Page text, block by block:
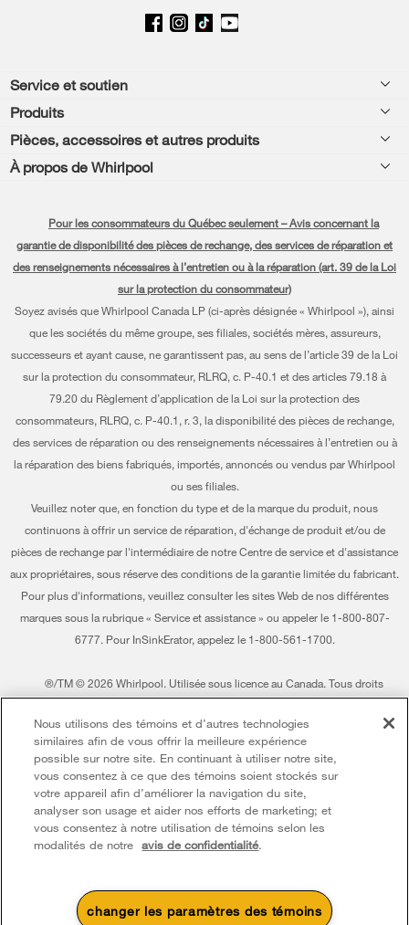
Footer
Service et soutien
Aide relative aux produits
Planifier une installation
Planifier une réparation
Renseignements relatifs à la garantie
Programmes de service prolongé
Mes électroménagers
Suivre ma commande
Services de livraison et d'installation
Services d'abonnement
Résidents du Québec
Produits
Laveuses et sécheuses
Appareils de cuisson
Lave-vaisselle et nettoyage
Filtres à eau
Trouver un marchand
Pièces, accessoires et autres produits
Accessoires
Programme d’abonnement aux filtres à eau
À propos de Whirlpool
Communiquez avec nous
À propos de nous
Carrières
Certification Éco et homologation ENERGY STAR® Whirlpool
Informations relatives aux rappels
Entreprise Whirlpool
Whirlpool au Canada
Pour les consommateurs du Québec seulement – Avis concernant la
garantie de disponibilité des pièces de rechange, des services de réparation et
des renseignements nécessaires à l’entretien ou à la réparation (art. 39 de la Loi
sur la protection du consommateur)
Soyez avisés que Whirlpool Canada LP (ci-après désignée « Whirlpool »), ainsi
que les sociétés du même groupe, ses filiales, sociétés mères, assureurs,
successeurs et ayant cause, ne garantissent pas, au sens de l’article 39 de la Loi
sur la protection du consommateur, RLRQ, c. P-40.1 et des articles 79.18 à
79.20 du Règlement d’application de la Loi sur la protection des
consommateurs, RLRQ, c. P-40.1, r. 3, la disponibilité des pièces de rechange,
des services de réparation ou des renseignements nécessaires à l’entretien ou à
la réparation des biens fabriqués, importés, annoncés ou vendus par Whirlpool
ou ses filiales.
Veuillez noter que, en fonction du type et de la marque du produit, nous
continuons à offrir un service de réparation, d'échange de produit et/ou de
pièces de rechange par l'intermédiaire de notre Centre de service et d'assistance
aux propriétaires, sous réserve des conditions de la garantie limitée du fabricant.
Pour plus d'informations, veuillez consulter les sites Web de nos différentes
marques sous la rubrique « Service et assistance » ou appeler le 1-800-807-
6777. Pour InSinkErator, appelez le 1-800-561-1700.
®/TM © 2026 Whirlpool. Utilisée sous licence au Canada. Tous droits
compagnies respect.
Ce marchand en ligne est situé au 200-6750, avenue Century, Mississauga
(Ontario) L5N 0B7
Modalités Avis de confidentialité Plan du site
Communiquez avec nous
Nous utilisons des témoins et d’autres technologies
similaires afin de vous offrir la meilleure expérience
possible sur notre site. En continuant à utiliser notre site,
vous consentez à ce que des témoins soient stockés sur
votre appareil afin d’améliorer la navigation du site,
analyser son usage et aider nos efforts de marketing; et
vous consentez à notre utilisation de témoins selon les
modalités de notre avis de confidentialité.
changer les paramètres des témoins